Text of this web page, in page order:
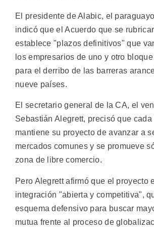
El presidente de Alabic, el
indicó que el Acuerdo que se
establece "plazos definitivos" que
los empresarios de uno y otro
para el derribo de las barreras
nueve países.
El secretario general de la CA, el
Sebastián Alegrett, precisó que
mantiene su proyecto de avanzar a
mercados comunes y se promueve
zona de libre comercio.
Pero Alegrett afirmó que el proyecto
integración "abierta y competitiva",
esquema defensivo para buscar
mutua frente al proceso de